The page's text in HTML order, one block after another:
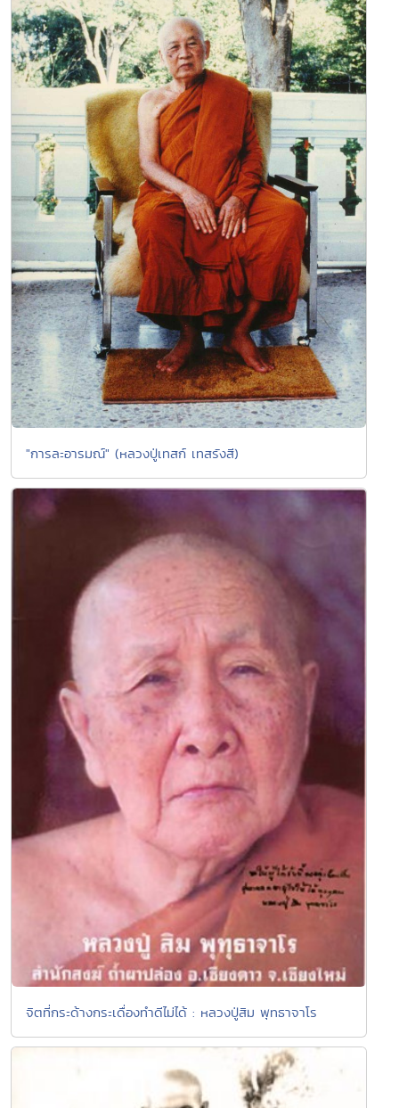
"การละอารมณ์" (หลวงปู่เทสก์ เทสรังสี)
จิตที่กระด้างกระเดื่องทำดีไม่ได้ : หลวงปู่สิม พุทธาจาโร